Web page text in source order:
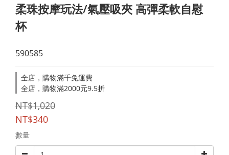
柔珠按摩玩法/氣壓吸夾 高彈柔軟自慰
杯
590585
全店，購物滿千免運費
全店，購物滿2000元9.5折
NT$1,020
NT$340
數量